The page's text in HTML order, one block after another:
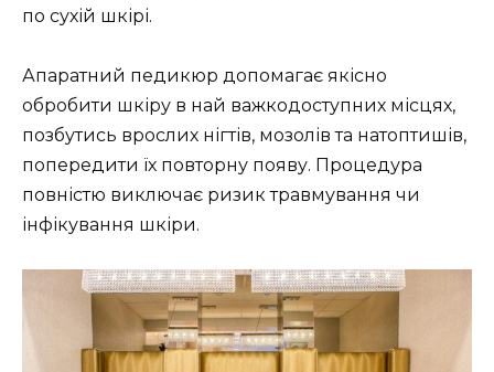
по сухій шкірі.
Апаратний педикюр допомагає якісно
обробити шкіру в най важкодоступних місцях,
позбутись врослих нігтів, мозолів та натоптишів,
попередити їх повторну появу. Процедура
повністю виключає ризик травмування чи
інфікування шкіри.